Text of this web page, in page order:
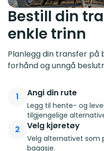
Bestill din
enkle trinn
Planlegg din transfer på
forhånd og unngå
1 Angi din rute
Legg til hente- og
tilgjengelige
2 Velg kjøretøy
Velg alternativet som
bagasje.